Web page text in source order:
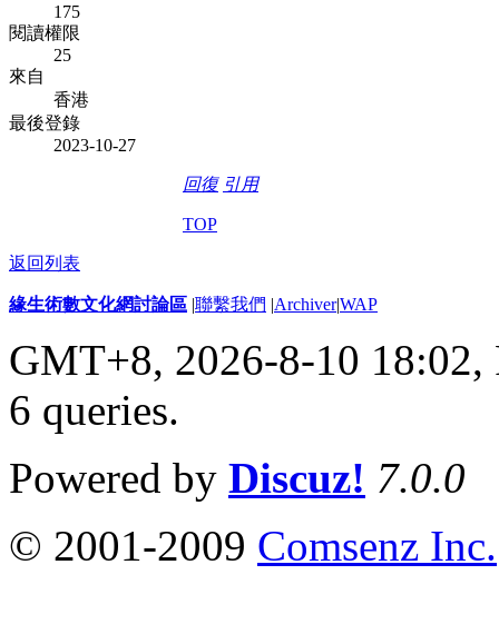
175
閱讀權限
25
來自
香港
最後登錄
2023-10-27
回復 引用
TOP
返回列表
緣生術數文化網討論區 |聯繫我們 |Archiver|WAP
GMT+8, 2026-8-10 18:02,
6 queries.
Powered by Discuz! 7.0.0
© 2001-2009 Comsenz Inc.